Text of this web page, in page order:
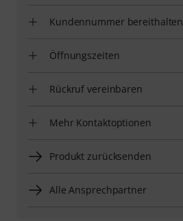
Kundennummer bereithalten
Öffnungszeiten
Rückruf vereinbaren
Mehr Kontaktoptionen
Produkt zurücksenden
Alle Ansprechpartner